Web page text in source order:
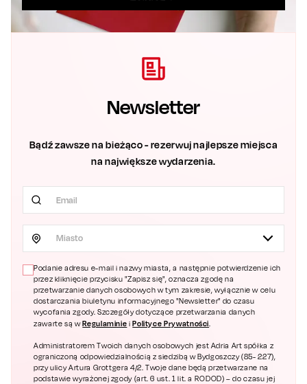
Newsletter
Bądź zawsze na bieżąco - rezerwuj najlepsze miejsca
na największe wydarzenia.
Miasto
Podanie adresu e-mail i nazwy miasta, a następnie potwierdzenie ich
przez kliknięcie przycisku "Zapisz się", oznacza zgodę na
przetwarzanie danych osobowych w tym zakresie, wyłącznie w celu
dostarczania biuletynu informacyjnego "Newsletter" do czasu
wycofania zgody. Szczegóły dotyczące przetwarzania danych
zawarte są wRegulaminie iPolityce Prywatności.
Administratorem Twoich danych osobowych jest Adria Art spółka z
ograniczoną odpowiedzialnością z siedzibą w Bydgoszczy (85- 227),
przy ulicy Artura Grottgera 4/2. Twoje dane będą przetwarzane na
podstawie wyrażonej zgody (art. 6 ust. 1 lit. a RODOD) – do czasu jej